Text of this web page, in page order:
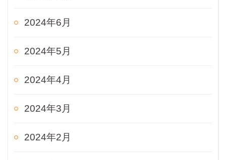
2024年6月
2024年5月
2024年4月
2024年3月
2024年2月